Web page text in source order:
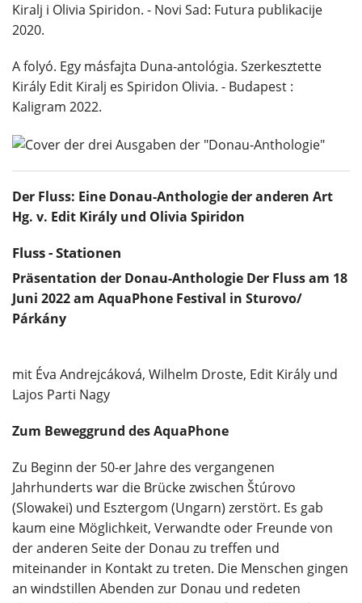
Kiralj i Olivia Spiridon. - Novi Sad: Futura publikacije
2020.
A folyó. Egy másfajta Duna-antológia. Szerkesztette
Király Edit Kiralj es Spiridon Olivia. - Budapest :
Kaligram 2022.
Der Fluss: Eine Donau-Anthologie der anderen Art
Hg. v. Edit Király und Olivia Spiridon
Fluss - Stationen
Präsentation der Donau-Anthologie Der Fluss am 18
Juni 2022 am AquaPhone Festival in Sturovo/
Párkány
mit Éva Andrejcáková, Wilhelm Droste, Edit Király und
Lajos Parti Nagy
Zum Beweggrund des AquaPhone
Zu Beginn der 50-er Jahre des vergangenen
Jahrhunderts war die Brücke zwischen Štúrovo
(Slowakei) und Esztergom (Ungarn) zerstört. Es gab
kaum eine Möglichkeit, Verwandte oder Freunde von
der anderen Seite der Donau zu treffen und
miteinander in Kontakt zu treten. Die Menschen gingen
an windstillen Abenden zur Donau und redeten